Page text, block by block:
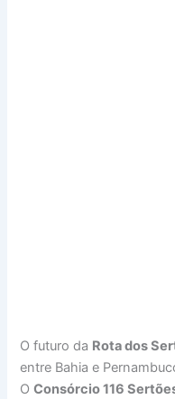
O futuro da Rota dos
entre Bahia e
OConsórcio 116